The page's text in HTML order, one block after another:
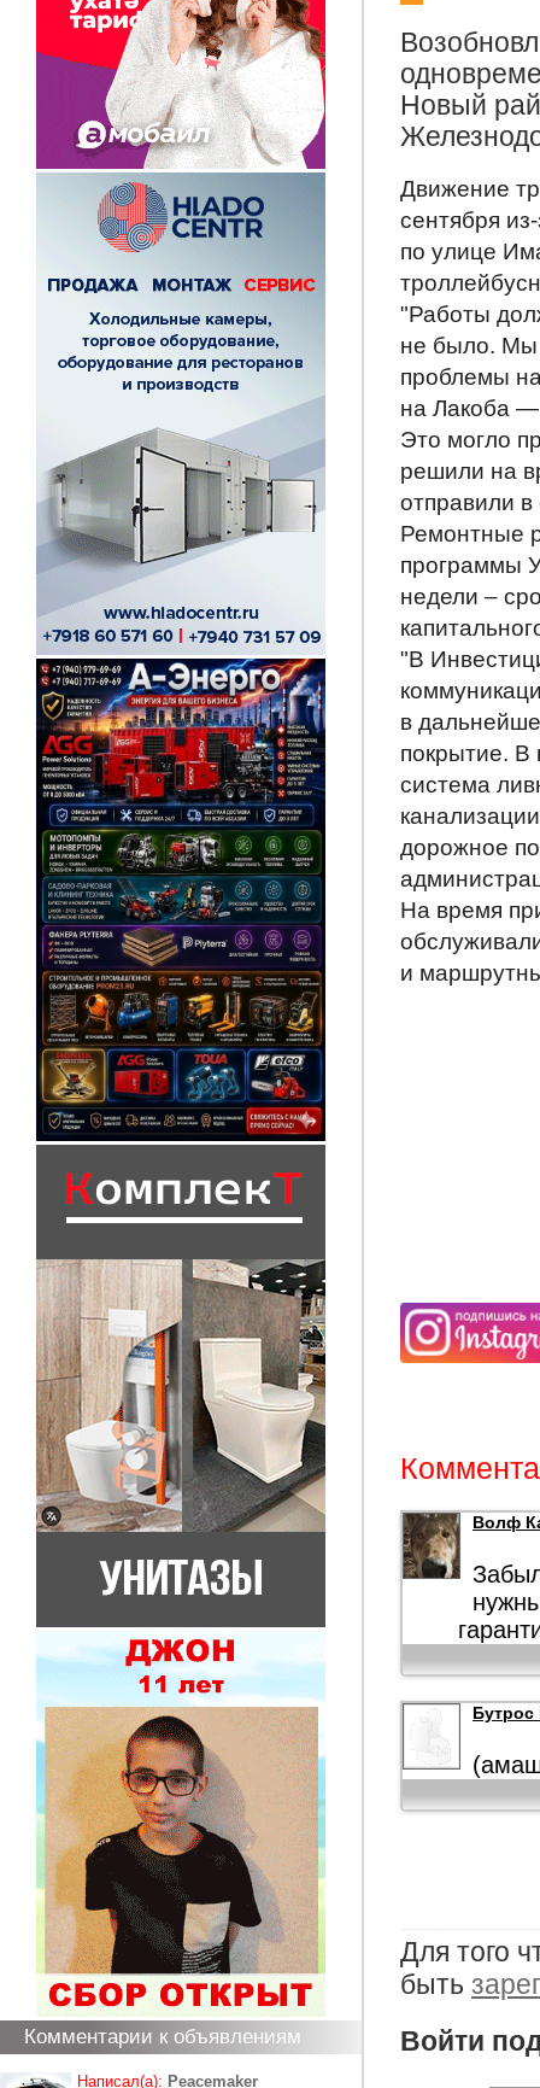
Комментарии к объявлениям
Написал(а): Peacemaker
Новый
Движение
сентября
по улице
"Работы
не было. Мы
проблемы
на Лакоба —
Это могло
решили на
отправили
Ремонтные
программы
недели –
"В
в
покрытие. В
система
дорожное
На время
и
Волф
Бутрос
Для того
быть
Войти